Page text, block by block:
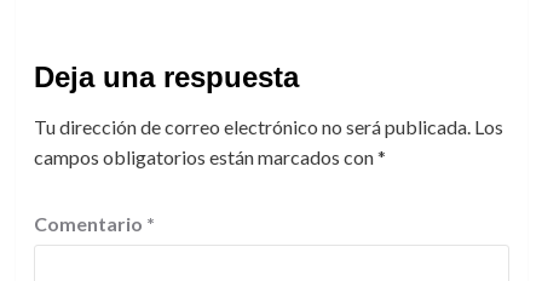
Deja una respuesta
Tu dirección de correo electrónico no será publicada. Los
campos obligatorios están marcados con*
Comentario *